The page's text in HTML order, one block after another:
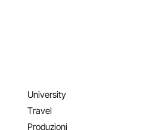
University
Travel
Produzioni